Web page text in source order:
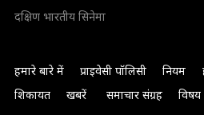
दक्षिण भारतीय सिनेमा
हमारे बारे में प्राइवेसी पॉलिसी नियम
शिकायत
खबरें समाचार संग्रह विषय